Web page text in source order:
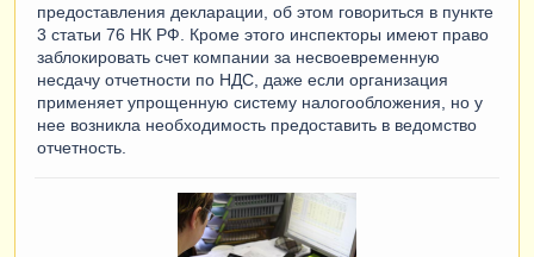
предоставления декларации, об этом говориться в пункте
3 статьи 76 НК РФ. Кроме этого инспекторы имеют право
заблокировать счет компании за несвоевременную
несдачу отчетности по НДС, даже если организация
применяет упрощенную систему налогообложения, но у
нее возникла необходимость предоставить в ведомство
отчетность.